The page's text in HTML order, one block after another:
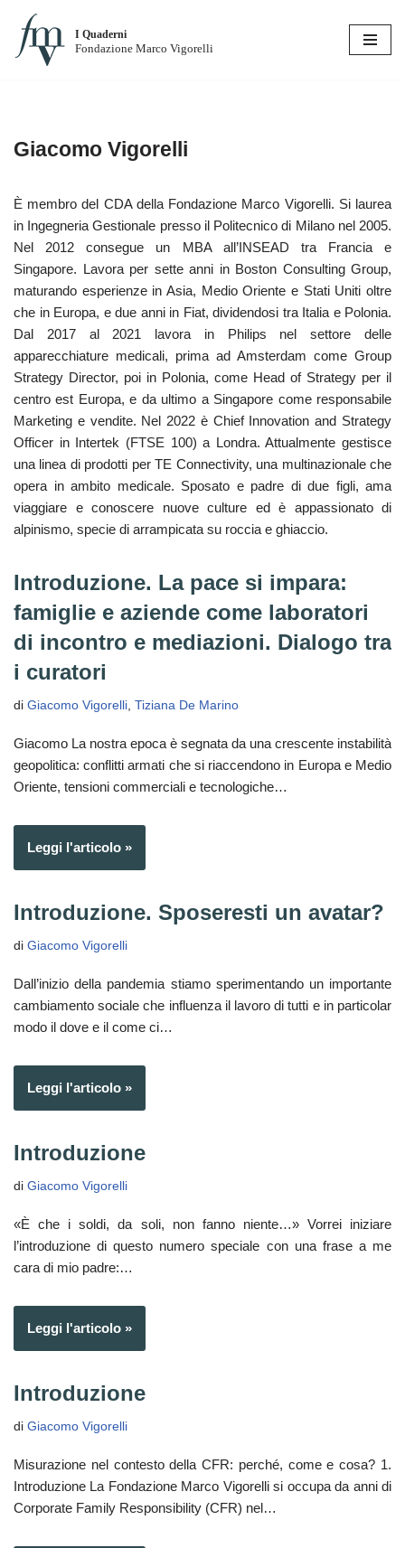
Vai
I Quaderni
Fondazione Marco Vigorelli
Giacomo Vigorelli
È membro del CDA della Fondazione Marco Vigorelli. Si laurea
in Ingegneria Gestionale presso il Politecnico di Milano nel 2005.
Nel 2012 consegue un MBA all’INSEAD tra Francia e
Singapore. Lavora per sette anni in Boston Consulting Group,
maturando esperienze in Asia, Medio Oriente e Stati Uniti oltre
che in Europa, e due anni in Fiat, dividendosi tra Italia e Polonia.
Dal 2017 al 2021 lavora in Philips nel settore delle
apparecchiature medicali, prima ad Amsterdam come Group
Strategy Director, poi in Polonia, come Head of Strategy per il
centro est Europa, e da ultimo a Singapore come responsabile
Marketing e vendite. Nel 2022 è Chief Innovation and Strategy
Officer in Intertek (FTSE 100) a Londra. Attualmente gestisce
una linea di prodotti per TE Connectivity, una multinazionale che
opera in ambito medicale. Sposato e padre di due figli, ama
viaggiare e conoscere nuove culture ed è appassionato di
alpinismo, specie di arrampicata su roccia e ghiaccio.
Introduzione. La pace si impara:
famiglie e aziende come laboratori
di incontro e mediazioni. Dialogo tra
i curatori
di Giacomo Vigorelli, Tiziana De Marino
Giacomo La nostra epoca è segnata da una crescente instabilità
geopolitica: conflitti armati che si riaccendono in Europa e Medio
Oriente, tensioni commerciali e tecnologiche…
Leggi l'articolo »
Introduzione. Sposeresti un avatar?
di Giacomo Vigorelli
Dall’inizio della pandemia stiamo sperimentando un importante
cambiamento sociale che influenza il lavoro di tutti e in particolar
modo il dove e il come ci…
Leggi l'articolo »
Introduzione
di Giacomo Vigorelli
«È che i soldi, da soli, non fanno niente…» Vorrei iniziare
l’introduzione di questo numero speciale con una frase a me
cara di mio padre:…
Leggi l'articolo »
Introduzione
di Giacomo Vigorelli
Misurazione nel contesto della CFR: perché, come e cosa? 1.
Introduzione La Fondazione Marco Vigorelli si occupa da anni di
Corporate Family Responsibility (CFR) nel…